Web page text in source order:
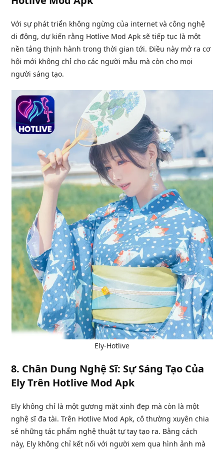
Với sự phát triển không ngừng của internet và công nghệ
di động, dự kiến rằng Hotlive Mod Apk sẽ tiếp tục là một
nền tảng thịnh hành trong thời gian tới. Điều này mở ra cơ
hội mới không chỉ cho các người mẫu mà còn cho mọi
người sáng tạo.
Ely-Hotlive
8. Chân Dung Nghệ Sĩ: Sự Sáng Tạo Của
Ely Trên Hotlive Mod Apk
Ely không chỉ là một gương mặt xinh đẹp mà còn là một
nghệ sĩ đa tài. Trên Hotlive Mod Apk, cô thường xuyên chia
sẻ những tác phẩm nghệ thuật tự tay tạo ra. Bằng cách
này, Ely không chỉ kết nối với người xem qua hình ảnh mà